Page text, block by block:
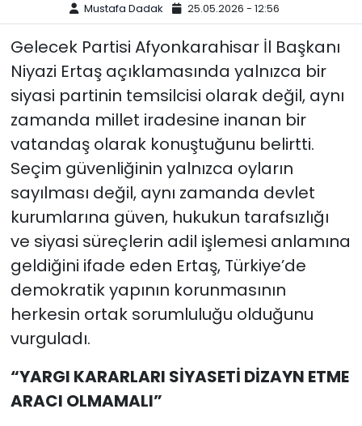
Mustafa Dadak 25.05.2026 - 12:56
Gelecek Partisi Afyonkarahisar İl Başkanı
Niyazi Ertaş açıklamasında yalnızca bir
siyasi partinin temsilcisi olarak değil, aynı
zamanda millet iradesine inanan bir
vatandaş olarak konuştuğunu belirtti.
Seçim güvenliğinin yalnızca oyların
sayılması değil, aynı zamanda devlet
kurumlarına güven, hukukun tarafsızlığı
ve siyasi süreçlerin adil işlemesi anlamına
geldiğini ifade eden Ertaş, Türkiye’de
demokratik yapının korunmasının
herkesin ortak sorumluluğu olduğunu
vurguladı.
“YARGI KARARLARI SİYASETİ DİZAYN ETME
ARACI OLMAMALI”